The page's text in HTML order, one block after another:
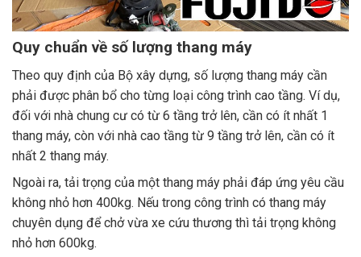
Quy chuẩn về số lượng thang máy
Theo quy định của Bộ xây dựng, số lượng thang máy cần
phải được phân bổ cho từng loại công trình cao tầng. Ví dụ,
đối với nhà chung cư có từ 6 tầng trở lên, cần có ít nhất 1
thang máy, còn với nhà cao tầng từ 9 tầng trở lên, cần có ít
nhất 2 thang máy.
Ngoài ra, tải trọng của một thang máy phải đáp ứng yêu cầu
không nhỏ hơn 400kg. Nếu trong công trình có thang máy
chuyên dụng để chở vừa xe cứu thương thì tải trọng không
nhỏ hơn 600kg.